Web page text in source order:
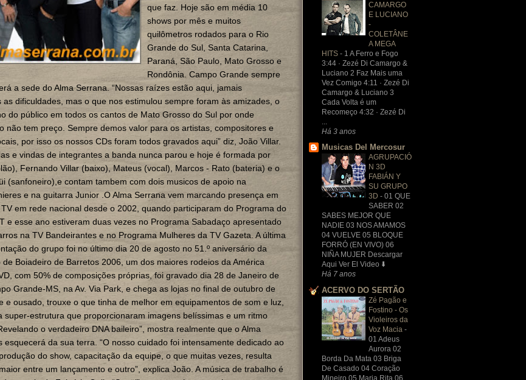
que faz. Hoje são em média 10
shows por mês e muitos
quilômetros rodados para o Rio
Grande do Sul, Santa Catarina,
Paraná, São Paulo, Mato Grosso e
Rondônia. Campo Grande sempre
a sede do Alma Serrana. “Nossas raízes estão aqui, jamais
as dificuldades, mas o que nos estimulou sempre foram às amizades, o
do público em todos os cantos de Mato Grosso do Sul por onde
não tem preço. Sempre demos valor para os artistas, compositores e
por isso os nossos CDs foram todos gravados aqui” diz, João Villar.
e vindas de integrantes a banda nunca parou e hoje é formada por
Fernando Villar (baixo), Mateus (vocal), Marcos - Rato (bateria) e o
(sanfoneiro),e contam tambem com dois musicos de apoio na
e na guitarra Junior .O Alma Serrana vem marcando presença em
em rede nacional desde o 2002, quando participaram do Programa do
e esse ano estiveram duas vezes no Programa Sabadaço apresentado
na TV Bandeirantes e no Programa Mulheres da TV Gazeta. A última
do grupo foi no último dia 20 de agosto no 51.º aniversário da
de Boiadeiro de Barretos 2006, um dos maiores rodeios da América
com 50% de composições próprias, foi gravado dia 28 de Janeiro de
Grande-MS, na Av. Via Park, e chega as lojas no final de outubro de
e ousado, trouxe o que tinha de melhor em equipamentos de som e luz,
super-estrutura que proporcionaram imagens belíssimas e um ritmo
o verdadeiro DNA baileiro”, mostra realmente que o Alma
esquecerá da sua terra. “O nosso cuidado foi intensamente dedicado ao
do show, capacitação da equipe, o que muitas vezes, resulta
entre um lançamento e outro”, explica João. A música de trabalho é
CAMARGO
E LUCIANO
-
COLETÂNE
A MEGA
HITS - 1 A Ferro e Fogo
3:44 · Zezé Di Camargo &
Luciano 2 Faz Mais uma
Vez Comigo 4:11 · Zezé Di
Camargo & Luciano 3
Cada Volta é um
Recomeço 4:32 · Zezé Di
...
Há 3 anos
Musicas Del Mercosur
AGRUPACIÓ
N 3D
FABIÁN Y
SU GRUPO
3D - 01 QUE
SABER 02
SABES MEJOR QUE
NADIE 03 NOS AMAMOS
04 VUELVE 05 BLOQUE
FORRÓ (EN VIVO) 06
NIÑA MUJER Descargar
Aqui Ver El Video ⬇️
Há 7 anos
ACERVO DO SERTÃO
Zé Pagão e
Fostino - Os
Violeiros da
Voz Macia -
01 Adeus
Aurora 02
Borda Da Mata 03 Briga
De Casado 04 Coração
Mineiro 05 Maria Rita 06